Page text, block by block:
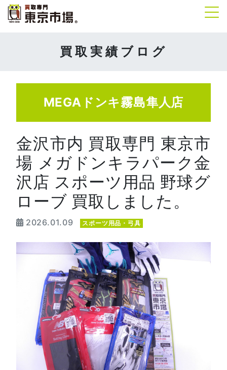
買取実績ブログ
MEGAドンキ霧島隼人店
金沢市内 買取専門 東京市
場 メガドンキラパーク金
沢店 スポーツ用品 野球グ
ローブ 買取しました。
2026.01.09 スポーツ用品・弓具